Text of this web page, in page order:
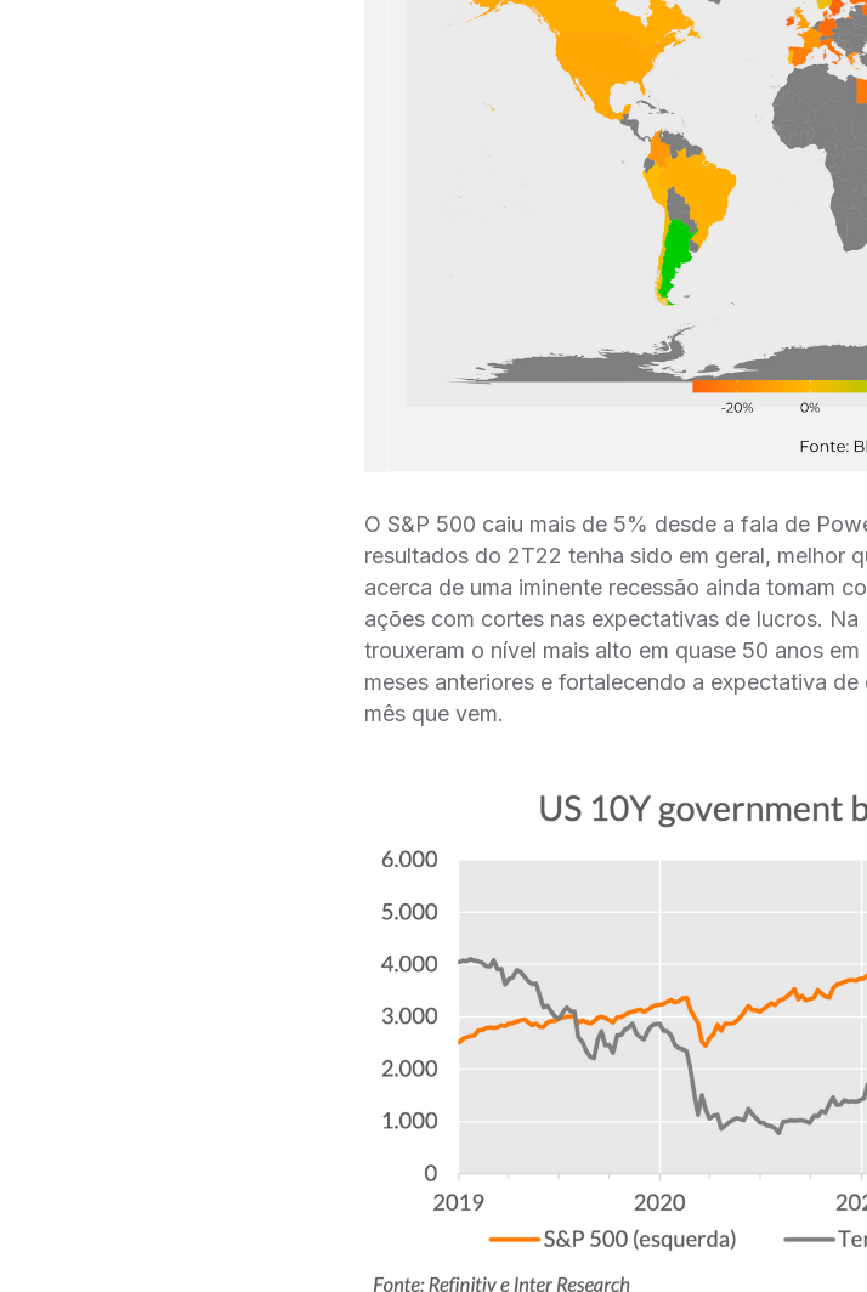
O S&P 500 caiu mais de 5% desde a fala de
resultados do 2T22 tenha sido em geral, melhor
acerca de uma iminente recessão ainda tomam
ações com cortes nas expectativas de lucros.
trouxeram o nível mais alto em quase 50 anos
meses anteriores e fortalecendo a expectativa
mês que vem.